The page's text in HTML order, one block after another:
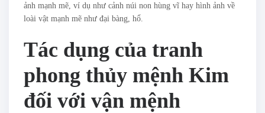
ảnh mạnh mẽ, ví dụ như cảnh núi non hùng vĩ hay hình ảnh về
loài vật mạnh mẽ như đại bàng, hổ.
Tác dụng của tranh
phong thủy mệnh Kim
đối với vận mệnh